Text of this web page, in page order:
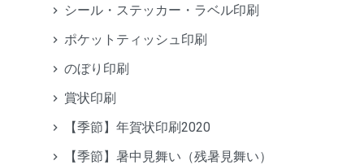
シール・ステッカー・ラベル印刷
ポケットティッシュ印刷
のぼり印刷
賞状印刷
【季節】年賀状印刷2020
【季節】暑中見舞い（残暑見舞い）